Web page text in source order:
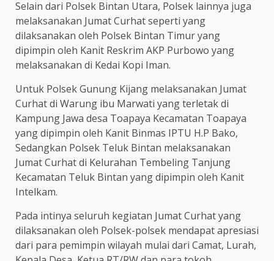
Selain dari Polsek Bintan Utara, Polsek lainnya juga
melaksanakan Jumat Curhat seperti yang
dilaksanakan oleh Polsek Bintan Timur yang
dipimpin oleh Kanit Reskrim AKP Purbowo yang
melaksanakan di Kedai Kopi Iman.
Untuk Polsek Gunung Kijang melaksanakan Jumat
Curhat di Warung ibu Marwati yang terletak di
Kampung Jawa desa Toapaya Kecamatan Toapaya
yang dipimpin oleh Kanit Binmas IPTU H.P Bako,
Sedangkan Polsek Teluk Bintan melaksanakan
Jumat Curhat di Kelurahan Tembeling Tanjung
Kecamatan Teluk Bintan yang dipimpin oleh Kanit
Intelkam.
Pada intinya seluruh kegiatan Jumat Curhat yang
dilaksanakan oleh Polsek-polsek mendapat apresiasi
dari para pemimpin wilayah mulai dari Camat, Lurah,